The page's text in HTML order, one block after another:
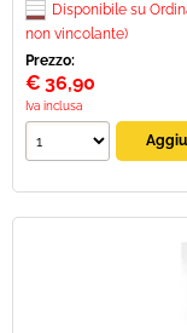
Disponibile su
non vincolante)
Prezzo:
€ 36,90
Iva inclusa